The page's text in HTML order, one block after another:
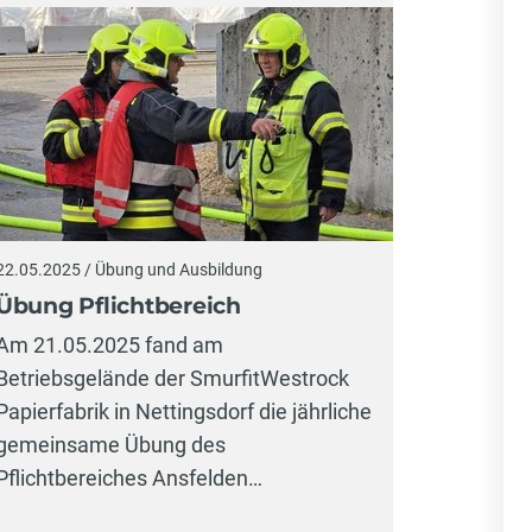
/ Übung und Ausbildung
Pflichtbereich
21.05.2025 fand am
der SmurfitWestrock
in Nettingsdorf die jährliche
Übung des
Ansfelden…